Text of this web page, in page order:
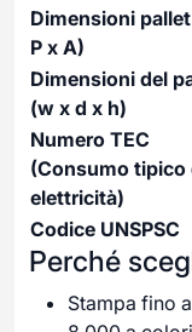
Dimensioni
P x A)
Dimensioni del
(w x d x h)
Numero TEC
(Consumo tipico
elettricità)
Codice UNSPSC
Perché
Stampa fino